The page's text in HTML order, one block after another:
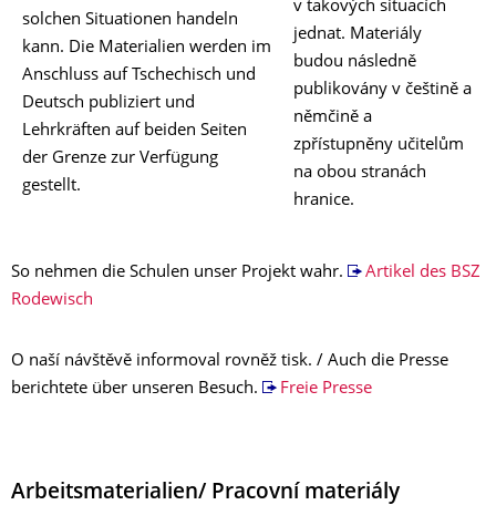
solchen Situationen handeln
kann. Die Materialien werden im
Anschluss auf Tschechisch und
Deutsch publiziert und
Lehrkräften auf beiden Seiten
der Grenze zur Verfügung
gestellt.
v takových situacích
jednat. Materiály
budou následně
publikovány v češtině a
němčině a
zpřístupněny učitelům
na obou stranách
hranice.
So nehmen die Schulen unser Projekt wahr.
Artikel des BSZ
Rodewisch
O naší návštěvě informoval rovněž tisk. / Auch die Presse
berichtete über unseren Besuch.
Freie Presse
Arbeitsmaterialien/ Pracovní materiály